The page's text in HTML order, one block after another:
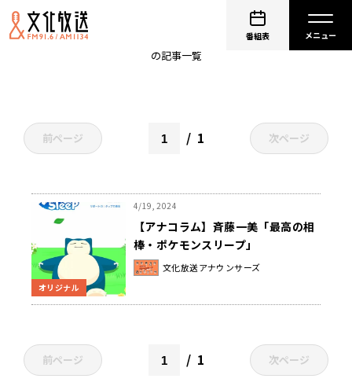
番組表
の記事一覧
前ページ 1 次ページ
オリジナル
4/19, 2024
【アナコラム】斉藤一美「最高の相
棒・ポケモンスリープ」
文化放送アナウンサーズ
前ページ 1 次ページ